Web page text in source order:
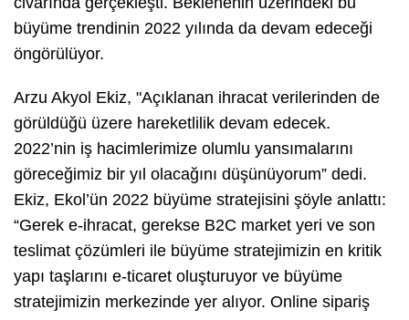
büyüme trendinin 2022 yılında da devam edeceği
öngörülüyor.
Arzu Akyol Ekiz, "Açıklanan ihracat verilerinden de
görüldüğü üzere hareketlilik devam edecek.
2022’nin iş hacimlerimize olumlu yansımalarını
göreceğimiz bir yıl olacağını düşünüyorum” dedi.
Ekiz, Ekol’ün 2022 büyüme stratejisini şöyle anlattı:
“Gerek e-ihracat, gerekse B2C market yeri ve son
teslimat çözümleri ile büyüme stratejimizin en kritik
yapı taşlarını e-ticaret oluşturuyor ve büyüme
stratejimizin merkezinde yer alıyor. Online sipariş